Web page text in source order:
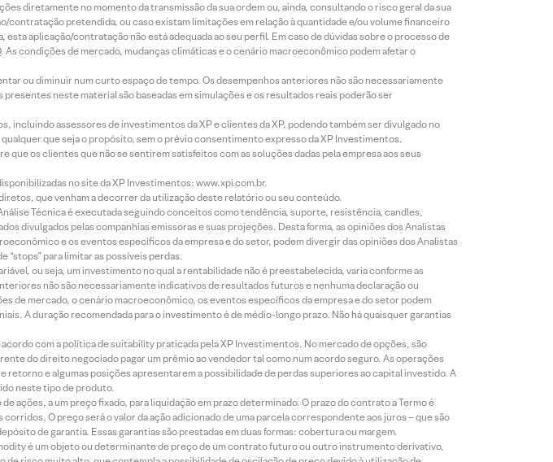
diretamente no momento da transmissão da sua ordem ou, ainda, consultando o risco geral da sua
contratação pretendida, ou caso existam limitações em relação à quantidade e/ou volume financeiro
aplicação/contratação não está adequada ao seu perfil. Em caso de dúvidas sobre o processo de
condições de mercado, mudanças climáticas e o cenário macroeconômico podem afetar o
ou diminuir num curto espaço de tempo. Os desempenhos anteriores não são necessariamente
neste material são baseadas em simulações e os resultados reais poderão ser
assessores de investimentos da XP e clientes da XP, podendo também ser divulgado no
que seja o propósito, sem o prévio consentimento expresso da XP Investimentos.
os clientes que não se sentirem satisfeitos com as soluções dadas pela empresa aos seus
no site da XP Investimentos: www.xpi.com.br.
que venham a decorrer da utilização deste relatório ou seu conteúdo.
Técnica é executada seguindo conceitos como tendência, suporte, resistência, candles,
divulgados pelas companhias emissoras e suas projeções. Desta forma, as opiniões dos Analistas
e os eventos específicos da empresa e do setor, podem divergir das opiniões dos Analistas
para limitar as possíveis perdas.
ou seja, um investimento no qual a rentabilidade não é preestabelecida, varia conforme as
não são necessariamente indicativos de resultados futuros e nenhuma declaração ou
de mercado, o cenário macroeconômico, os eventos específicos da empresa e do setor podem
A duração recomendada para o investimento é de médio-longo prazo. Não há quaisquer garantias
com a política de suitability praticada pela XP Investimentos. No mercado de opções, são
do direito negociado pagar um prêmio ao vendedor tal como num acordo seguro. As operações
e algumas posições apresentarem a possibilidade de perdas superiores ao capital investido. A
neste tipo de produto.
ações, a um preço fixado, para liquidação em prazo determinado. O prazo do contrato a Termo é
O preço será o valor da ação adicionado de uma parcela correspondente aos juros – que são
de garantia. Essas garantias são prestadas em duas formas: cobertura ou margem.
é um objeto ou determinante de preço de um contrato futuro ou outro instrumento derivativo,